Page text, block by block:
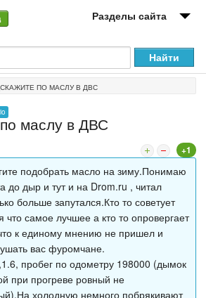
Разделы сайта
ПО МАСЛУ В ДВС
маслу в ДВС
+1
подобрать масло на зиму.Понимаю
до дыр и тут и на Drom.ru , читал
больше запутался.Кто то советует
что самое лучшее а кто то опровергает
к единому мнению не пришел и
вас фуромчане.
пробег по одометру 198000 (дымок
при прогреве ровный не
холодную немного побрякивают